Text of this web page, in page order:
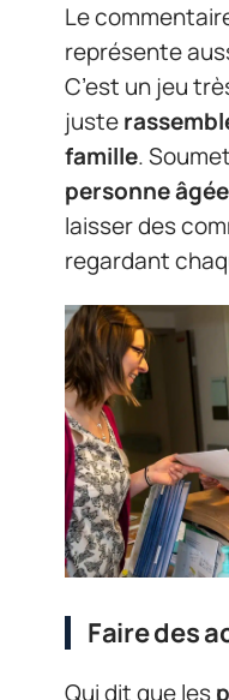
Le
représente
C’est un jeu
juste
famille.
personne âgée
laisser des
regardant
Faire des
Qui dit que les